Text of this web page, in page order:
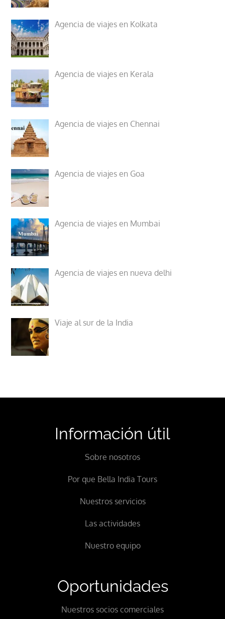
Agencia de viajes en Kolkata
Agencia de viajes en Kerala
Agencia de viajes en Chennai
Agencia de viajes en Goa
Agencia de viajes en Mumbai
Agencia de viajes en nueva delhi
Viaje al sur de la India
Información útil
Sobre nosotros
Por que Bella India Tours
Nuestros servicios
Las actividades
Nuestro equipo
Oportunidades
Nuestros socios comerciales